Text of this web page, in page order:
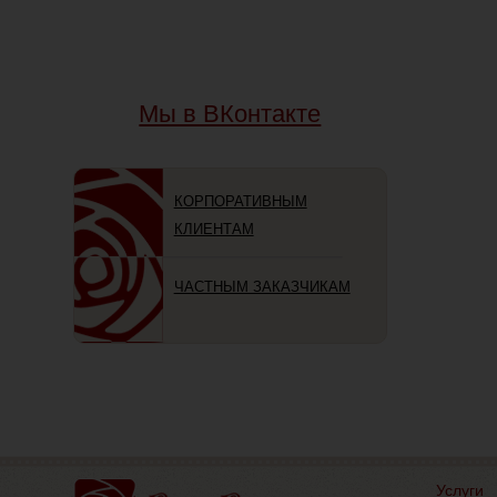
Мы в ВКонтакте
КОРПОРАТИВНЫМ
КЛИЕНТАМ
ЧАСТНЫМ ЗАКАЗЧИКАМ
Услуги